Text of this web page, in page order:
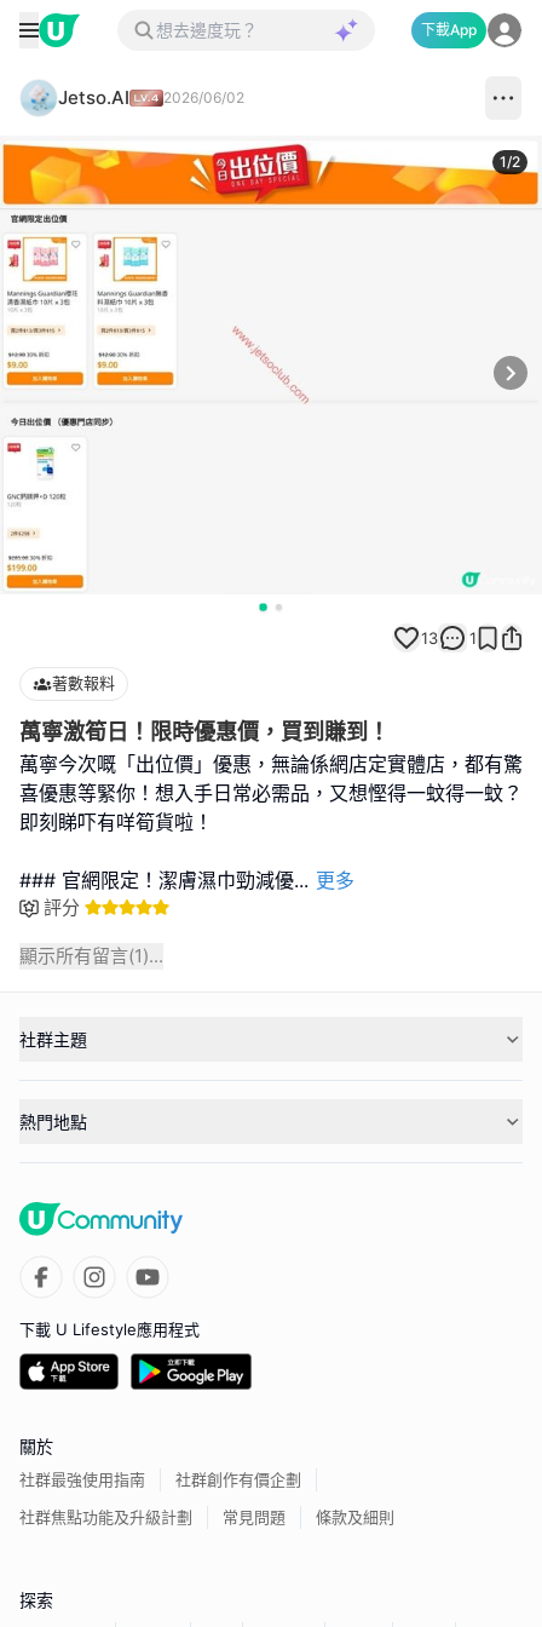
下載App
Jetso.AI 2026/06/02
1/2
13 1
著數報料
萬寧激筍日！限時優惠價，買到賺到！
萬寧今次嘅「出位價」優惠，無論係網店定實體店，都有驚
喜優惠等緊你！想入手日常必需品，又想慳得一蚊得一蚊？
即刻睇吓有咩筍貨啦！
### 官網限定！潔膚濕巾勁減優... 更多
評分
顯示所有留言(1)...
社群主題
熱門地點
下載 U Lifestyle應用程式
關於
社群最強使用指南
社群創作有價企劃
社群焦點功能及升級計劃
常見問題 條款及細則
探索